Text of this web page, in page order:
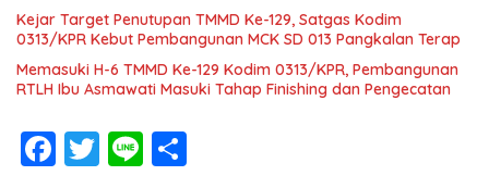
Kejar Target Penutupan TMMD Ke-129, Satgas Kodim
0313/KPR Kebut Pembangunan MCK SD 013 Pangkalan Terap
Memasuki H-6 TMMD Ke-129 Kodim 0313/KPR, Pembangunan
RTLH Ibu Asmawati Masuki Tahap Finishing dan Pengecatan
F T Li